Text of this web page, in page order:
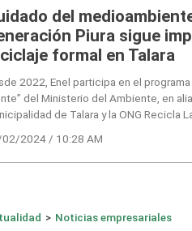
del
Piura sigue
formal en Talara
2022, Enel participa en el
del Ministerio del Ambiente, en
de Talara y la ONG Recicla
2024 / 10:28 AM
> Noticias empresariales